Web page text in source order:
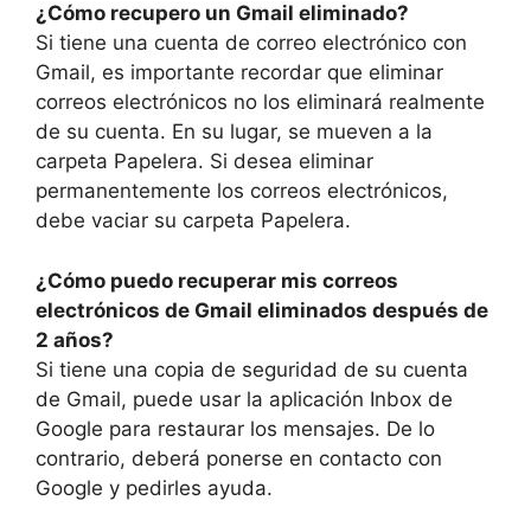
¿Cómo recupero un Gmail eliminado?
Si tiene una cuenta de correo electrónico con
Gmail, es importante recordar que eliminar
correos electrónicos no los eliminará realmente
de su cuenta. En su lugar, se mueven a la
carpeta Papelera. Si desea eliminar
permanentemente los correos electrónicos,
debe vaciar su carpeta Papelera.
¿Cómo puedo recuperar mis correos
electrónicos de Gmail eliminados después de
2 años?
Si tiene una copia de seguridad de su cuenta
de Gmail, puede usar la aplicación Inbox de
Google para restaurar los mensajes. De lo
contrario, deberá ponerse en contacto con
Google y pedirles ayuda.